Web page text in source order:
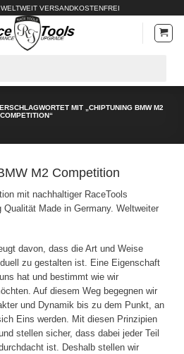
VERSANDKOSTENFREI
MIT „CHIPTUNING BMW M2
COMPETITION“
M2 Competition
mit nachhaltiger RaceTools
Qualität Made in Germany. Weltweiter
davon, dass die Art und Weise
zu gestalten ist. Eine Eigenschaft
hat und bestimmt wie wir
Auf diesem Weg begegnen wir
und Dynamik bis zu dem Punkt, an
Eins werden. Mit diesen Prinzipien
stellen sicher, dass dabei jeder Teil
ist. Deshalb stellen wir